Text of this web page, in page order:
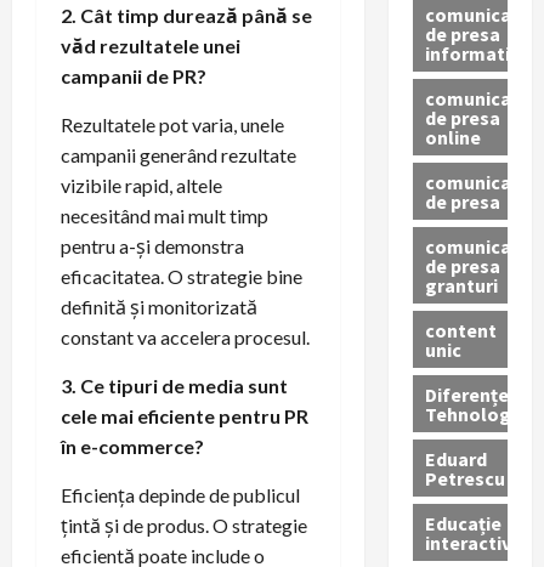
2. Cât timp durează până se
văd rezultatele unei
campanii de PR?
Rezultatele pot varia, unele
campanii generând rezultate
vizibile rapid, altele
necesitând mai mult timp
pentru a-și demonstra
eficacitatea. O strategie bine
definită și monitorizată
constant va accelera procesul.
3. Ce tipuri de media sunt
cele mai eficiente pentru PR
în e-commerce?
Eficiența depinde de publicul
țintă și de produs. O strategie
eficientă poate include o
comunicat
de presa
informativ
comunicat
de presa
online
comunicate
de presa
comunicate
de presa
granturi
content
unic
Diferențe
Tehnologice
Eduard
Petrescu
Educație
interactivă